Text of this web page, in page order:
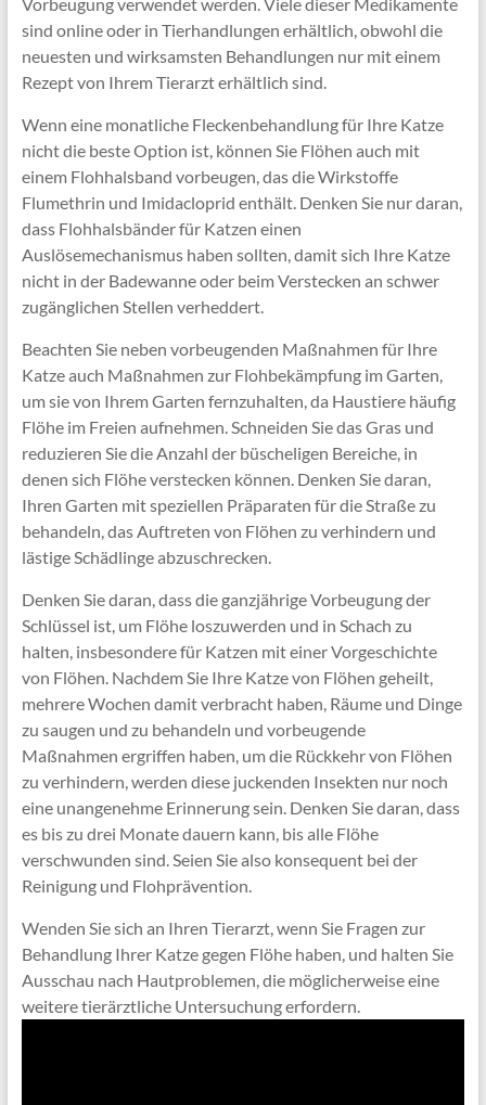
sind online oder in Tierhandlungen erhältlich, obwohl die
neuesten und wirksamsten Behandlungen nur mit einem
Rezept von Ihrem Tierarzt erhältlich sind.
Wenn eine monatliche Fleckenbehandlung für Ihre Katze
nicht die beste Option ist, können Sie Flöhen auch mit
einem Flohhalsband vorbeugen, das die Wirkstoffe
Flumethrin und Imidacloprid enthält. Denken Sie nur daran,
dass Flohhalsbänder für Katzen einen
Auslösemechanismus haben sollten, damit sich Ihre Katze
nicht in der Badewanne oder beim Verstecken an schwer
zugänglichen Stellen verheddert.
Beachten Sie neben vorbeugenden Maßnahmen für Ihre
Katze auch Maßnahmen zur Flohbekämpfung im Garten,
um sie von Ihrem Garten fernzuhalten, da Haustiere häufig
Flöhe im Freien aufnehmen. Schneiden Sie das Gras und
reduzieren Sie die Anzahl der büscheligen Bereiche, in
denen sich Flöhe verstecken können. Denken Sie daran,
Ihren Garten mit speziellen Präparaten für die Straße zu
behandeln, das Auftreten von Flöhen zu verhindern und
lästige Schädlinge abzuschrecken.
Denken Sie daran, dass die ganzjährige Vorbeugung der
Schlüssel ist, um Flöhe loszuwerden und in Schach zu
halten, insbesondere für Katzen mit einer Vorgeschichte
von Flöhen. Nachdem Sie Ihre Katze von Flöhen geheilt,
mehrere Wochen damit verbracht haben, Räume und Dinge
zu saugen und zu behandeln und vorbeugende
Maßnahmen ergriffen haben, um die Rückkehr von Flöhen
zu verhindern, werden diese juckenden Insekten nur noch
eine unangenehme Erinnerung sein. Denken Sie daran, dass
es bis zu drei Monate dauern kann, bis alle Flöhe
verschwunden sind. Seien Sie also konsequent bei der
Reinigung und Flohprävention.
Wenden Sie sich an Ihren Tierarzt, wenn Sie Fragen zur
Behandlung Ihrer Katze gegen Flöhe haben, und halten Sie
Ausschau nach Hautproblemen, die möglicherweise eine
weitere tierärztliche Untersuchung erfordern.